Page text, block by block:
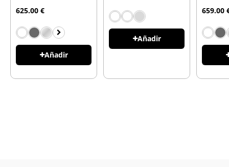
625.00 €
Añadir
Añadir
659.00